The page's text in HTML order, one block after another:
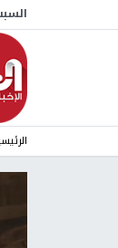
السبت، 8/‏8/‏2026